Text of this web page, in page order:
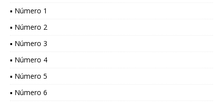
▪ Número 1
▪ Número 2
▪ Número 3
▪ Número 4
▪ Número 5
▪ Número 6